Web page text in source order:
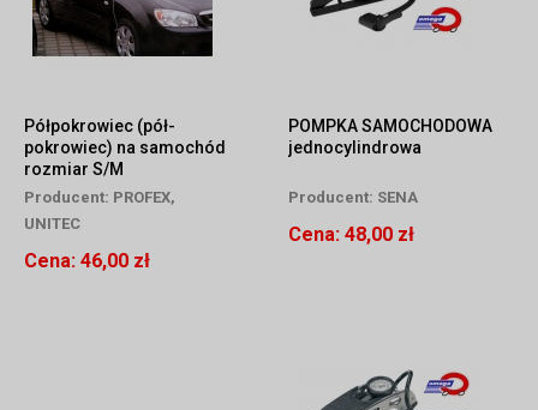
Półpokrowiec (pół-
pokrowiec) na samochód
rozmiar S/M
Producent: PROFEX,
UNITEC
Cena: 46,00 zł
POMPKA SAMOCHODOWA
jednocylindrowa
Producent: SENA
Cena: 48,00 zł